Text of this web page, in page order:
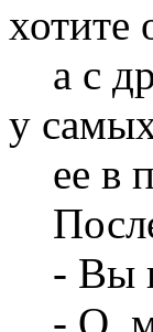
хотите
а с
у
ее в
После
- Вы